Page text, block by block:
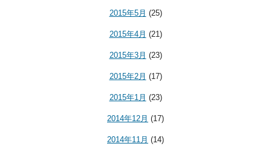
2015年5月 (25)
2015年4月 (21)
2015年3月 (23)
2015年2月 (17)
2015年1月 (23)
2014年12月 (17)
2014年11月 (14)